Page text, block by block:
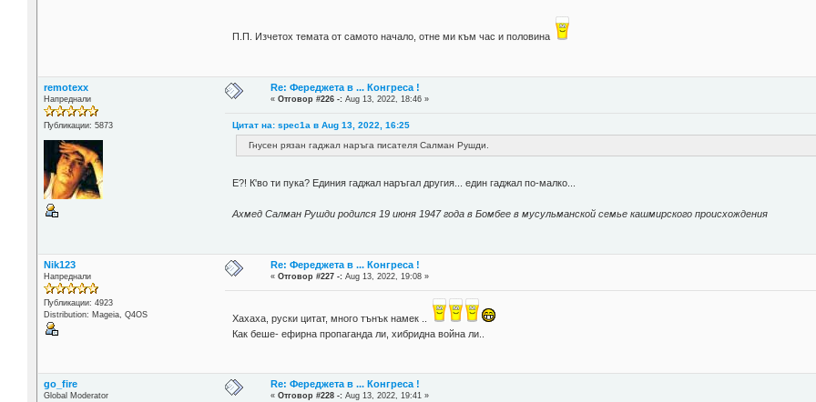
П.П. Изчетох темата от самото начало, отне ми към час и половина
remotexx
Напреднали
Публикации: 5873
Re: Фереджета в ... Конгреса !
«Отговор #226 -: Aug 13, 2022, 18:46 »
Цитат на: spec1a в Aug 13, 2022, 16:25
Гнусен рязан гаджал наръга писателя Салман Рушди.
E?! К'во ти пука? Единия гаджал наръгал другия... един гаджал по-малко...
Ахмед Салман Рушди родился 19 июня 1947 года в Бомбее в мусульманской семье кашмирского происхождения
Nik123
Напреднали
Публикации: 4923
Distribution: Mageia, Q4OS
Re: Фереджета в ... Конгреса !
«Отговор #227 -: Aug 13, 2022, 19:08 »
Хахаха, руски цитат, много тънък намек ..
Как беше- ефирна пропаганда ли, хибридна война ли..
go_fire
Global Moderator
Re: Фереджета в ... Конгреса !
«Отговор #228 -: Aug 13, 2022, 19:41 »